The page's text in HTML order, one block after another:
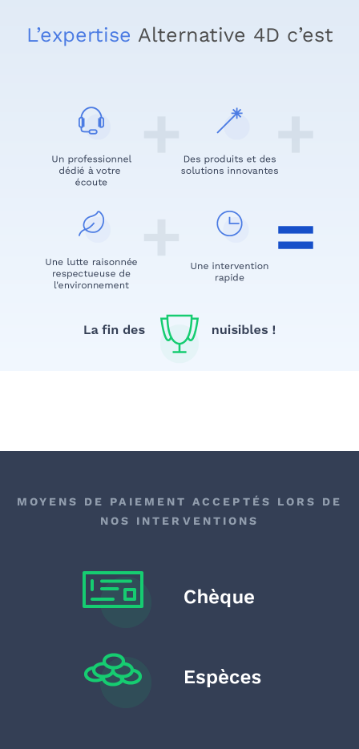
L’expertise Alternative 4D c’est
MOYENS DE PAIEMENT ACCEPTÉS LORS DE
NOS INTERVENTIONS